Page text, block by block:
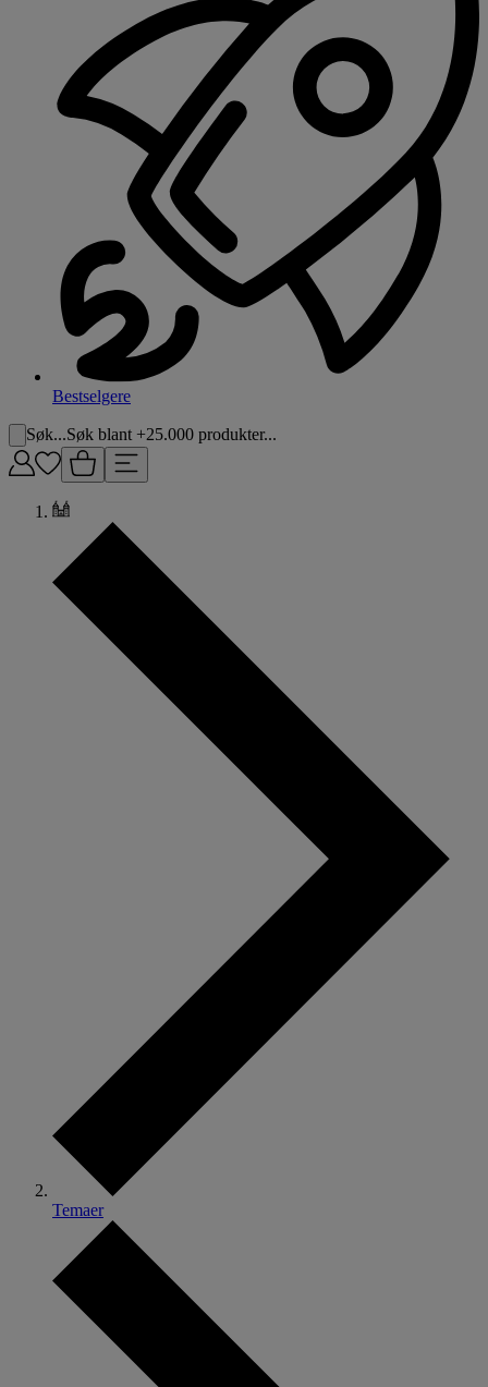
Bestselgere
Søk...Søk blant +25.000 produkter...
Temaer